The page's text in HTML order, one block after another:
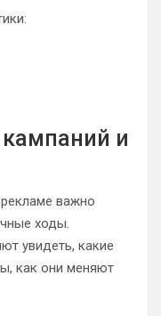
и
важно
ходы.
увидеть, какие
как они меняют